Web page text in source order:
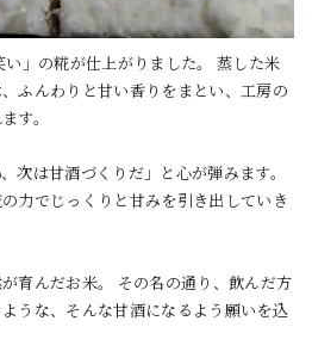
」の糀が仕上がりました。 蒸した米
ふんわりと甘い香りをまとい、工房の
す。
次は甘酒づくりだ」と心が弾みます。
力でじっくりと甘みを引き出していき
育んだお米。 その名の通り、飲んだ方
うな、そんな甘酒になるよう願いを込